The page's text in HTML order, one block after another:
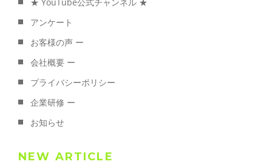
★ YouTube公式チャンネル ★
アンケート
お客様の声 ー
会社概要 ー
プライバシーポリシー
企業研修 ー
お知らせ
NEW ARTICLE